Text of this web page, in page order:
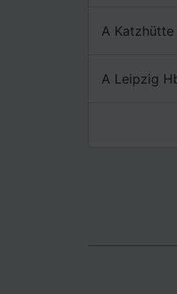
A Katzhütte
A Leipzig